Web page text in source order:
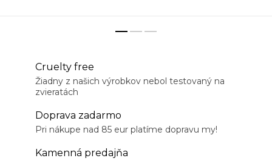
Cruelty free
Žiadny z našich výrobkov nebol testovaný na
zvieratách
Doprava zadarmo
Pri nákupe nad 85 eur platíme dopravu my!
Kamenná predajňa